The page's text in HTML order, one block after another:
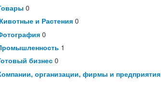
0
и Растения 0
0
1
бизнес0
организации, фирмы и предприятия